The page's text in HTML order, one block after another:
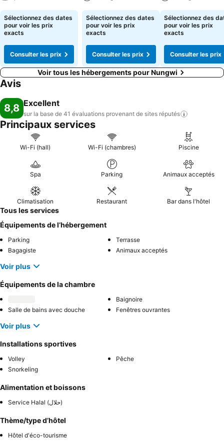
Consulter les prix
Sélectionnez des dates
pour voir les prix
exacts
Consulter les prix
Consulter les prix
Sélectionnez des dates
pour voir les prix
exacts
Consulter les prix
Consulter les
Sélectionnez des
pour voir les prix
exacts
Consulter les prix
Voir tous les hébergements pour Nungwi
Avis
8,8 Excellent
sur la base de 41 évaluations provenant de sites réputés
Principaux services
Wi-Fi (hall) Wi-Fi (chambres) Piscine
Spa Parking Animaux acceptés
Climatisation Restaurant Bar dans l'hôtel
Tous les services
Équipements de l’hébergement
Parking
Terrasse
Bagagiste
Animaux acceptés
Voir plus
Équipements de la chambre
Baignoire
Salle de bains avec douche
Fenêtres ouvrantes
Voir plus
Installations sportives
Volley
Pêche
Snorkeling
Alimentation et boissons
Service Halal (حلال)
Thème/type d’hôtel
Hôtel d'éco-tourisme